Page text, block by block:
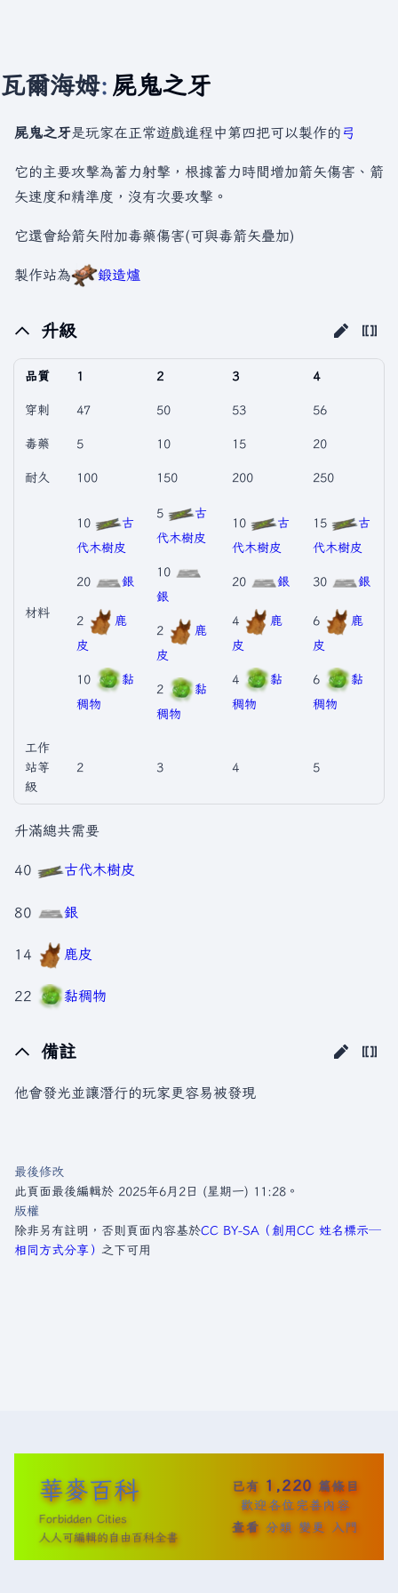
瓦爾海姆: 屍鬼之牙
屍鬼之牙是玩家在正常遊戲進程中第四把可以製作的 弓
它的主要攻擊為蓄力射擊，根據蓄力時間增加箭矢傷害、箭
矢速度和精準度，沒有次要攻擊。
它還會給箭矢附加毒藥傷害(可與毒箭矢疊加)
製作站為 鍛造爐
升級
品質 1 2 3 4
穿刺 47 50 53 56
毒藥 5 10 15 20
耐久 100 150 200 250
材料
10
古
代木樹皮
20 銀
2
鹿
皮
10
黏
稠物
5
古
代木樹皮
10
銀
2
鹿
皮
2
黏
稠物
10
古
代木樹皮
20 銀
4
鹿
皮
4
黏
稠物
15
古
代木樹皮
30 銀
6
鹿
皮
6
黏
稠物
工作
站等
級
2 3 4 5
升滿總共需要
40 古代木樹皮
80 銀
14 鹿皮
22 黏稠物
備註
他會發光並讓潛行的玩家更容易被發現
最後修改
此頁面最後編輯於 2025年6月2日 (星期一) 11:28。
版權
除非另有註明，否則頁面內容基於CC BY-SA（創用CC 姓名標示─
相同方式分享） 之下可用
華麥百科
Forbidden Cities
人人可編輯的自由百科全書
已有 1,220 篇條目
歡迎各位完善內容
查看 分類 變更 入門